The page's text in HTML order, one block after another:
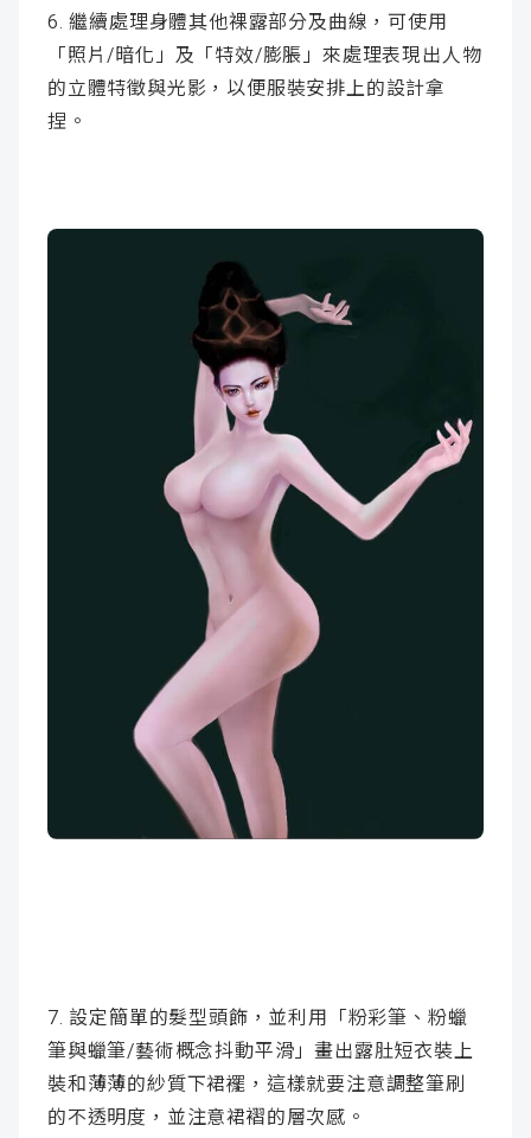
6. 繼續處理身體其他裸露部分及曲線，可使用
「照片/暗化」及「特效/膨脹」來處理表現出人物
的立體特徵與光影，以便服裝安排上的設計拿
捏。
7. 設定簡單的髮型頭飾，並利用「粉彩筆、粉蠟
筆與蠟筆/藝術概念抖動平滑」畫出露肚短衣裝上
裝和薄薄的紗質下裙襬，這樣就要注意調整筆刷
的不透明度，並注意裙褶的層次感。